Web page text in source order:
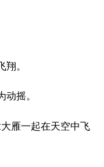
。
摇。
雁一起在天空中飞